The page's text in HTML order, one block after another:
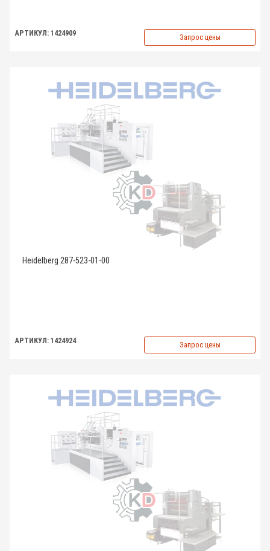
АРТИКУЛ: 1424909 Запрос цены
Heidelberg 287-523-01-00
АРТИКУЛ: 1424924 Запрос цены